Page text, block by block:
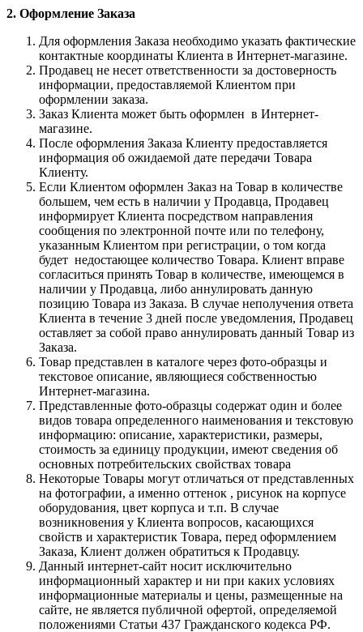
2. Оформление Заказа
Для оформления Заказа необходимо указать фактические
контактные координаты Клиента в Интернет-магазине.
Продавец не несет ответственности за достоверность
информации, предоставляемой Клиентом при
оформлении заказа.
Заказ Клиента может быть оформлен в Интернет-
магазине.
После оформления Заказа Клиенту предоставляется
информация об ожидаемой дате передачи Товара
Клиенту.
Если Клиентом оформлен Заказ на Товар в количестве
большем, чем есть в наличии у Продавца, Продавец
информирует Клиента посредством направления
сообщения по электронной почте или по телефону,
указанным Клиентом при регистрации, о том когда
будет недостающее количество Товара. Клиент вправе
согласиться принять Товар в количестве, имеющемся в
наличии у Продавца, либо аннулировать данную
позицию Товара из Заказа. В случае неполучения ответа
Клиента в течение 3 дней после уведомления, Продавец
оставляет за собой право аннулировать данный Товар из
Заказа.
Товар представлен в каталоге через фото-образцы и
текстовое описание, являющиеся собственностью
Интернет-магазина.
Представленные фото-образцы содержат один и более
видов товара определенного наименования и текстовую
информацию: описание, характеристики, размеры,
стоимость за единицу продукции, имеют сведения об
основных потребительских свойствах товара
Некоторые Товары могут отличаться от представленных
на фотографии, а именно оттенок , рисунок на корпусе
оборудования, цвет корпуса и т.п. В случае
возникновения у Клиента вопросов, касающихся
свойств и характеристик Товара, перед оформлением
Заказа, Клиент должен обратиться к Продавцу.
Данный интернет-сайт носит исключительно
информационный характер и ни при каких условиях
информационные материалы и цены, размещенные на
сайте, не является публичной офертой, определяемой
положениями Статьи 437 Гражданского кодекса РФ.